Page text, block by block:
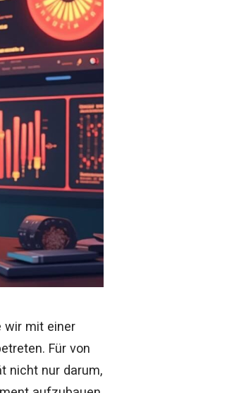
wir mit einer
Für von
nicht nur darum,